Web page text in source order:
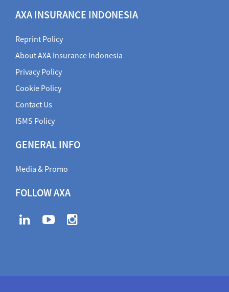
AXA INSURANCE INDONESIA
Reprint Policy
About AXA Insurance Indonesia
Privacy Policy
Cookie Policy
Contact Us
ISMS Policy
GENERAL INFO
Media & Promo
FOLLOW AXA